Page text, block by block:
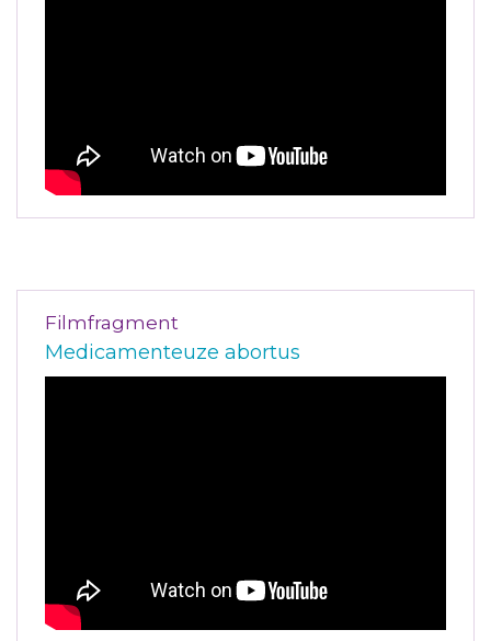
Filmfragment
Medicamenteuze abortus